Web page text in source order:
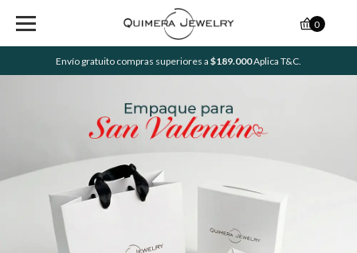
Envío gratuito compras superiores a $189.000Aplica T&C.
0